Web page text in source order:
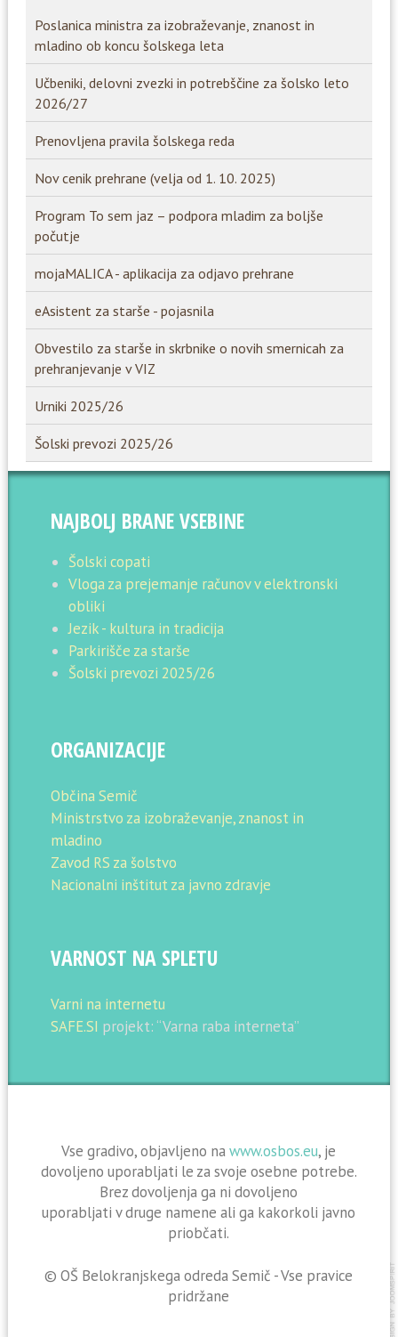
Poslanica ministra za izobraževanje, znanost in
mladino ob koncu šolskega leta
Učbeniki, delovni zvezki in potrebščine za šolsko leto
2026/27
Prenovljena pravila šolskega reda
Nov cenik prehrane (velja od 1. 10. 2025)
Program To sem jaz – podpora mladim za boljše
počutje
mojaMALICA - aplikacija za odjavo prehrane
eAsistent za starše - pojasnila
Obvestilo za starše in skrbnike o novih smernicah za
prehranjevanje v VIZ
Urniki 2025/26
Šolski prevozi 2025/26
NAJBOLJ BRANE VSEBINE
Šolski copati
Vloga za prejemanje računov v elektronski
obliki
Jezik - kultura in tradicija
Parkirišče za starše
Šolski prevozi 2025/26
ORGANIZACIJE
Občina Semič
Ministrstvo za izobraževanje, znanost in
mladino
Zavod RS za šolstvo
Nacionalni inštitut za javno zdravje
VARNOST NA SPLETU
Varni na internetu
SAFE.SI projekt: “Varna raba interneta”
Vse gradivo, objavljeno nawww.osbos.eu, je
dovoljeno uporabljati le za svoje osebne potrebe.
Brez dovoljenja ga ni dovoljeno
uporabljati v druge namene ali ga kakorkoli javno
priobčati.
© OŠ Belokranjskega odreda Semič - Vse pravice
pridržane